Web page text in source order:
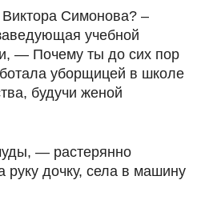
Симонова? –
учебной
— Почему ты до сих пор
уборщицей в школе
будучи женой
— растерянно
руку дочку, села в машину